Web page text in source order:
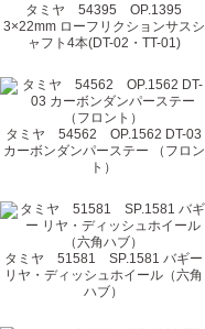
タミヤ 54395 OP.1395
3×22mm ローフリクションサスシ
ャフト4本(DT-02・TT-01)
タミヤ 54562 OP.1562 DT-03
カーボンダンパーステー （フロン
ト）
タミヤ 51581 SP.1581 バギー
リヤ・ディッシュホイール（六角
ハブ）